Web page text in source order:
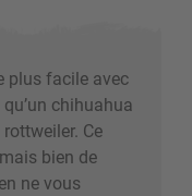
plus facile avec
chihuahua
Ce
bien de
ne vous